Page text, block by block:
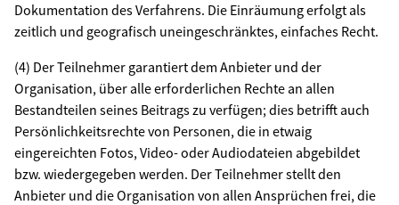
Dokumentation des Verfahrens. Die Einräumung erfolgt als
zeitlich und geografisch uneingeschränktes, einfaches Recht.
(4) Der Teilnehmer garantiert dem Anbieter und der
Organisation, über alle erforderlichen Rechte an allen
Bestandteilen seines Beitrags zu verfügen; dies betrifft auch
Persönlichkeitsrechte von Personen, die in etwaig
eingereichten Fotos, Video- oder Audiodateien abgebildet
bzw. wiedergegeben werden. Der Teilnehmer stellt den
Anbieter und die Organisation von allen Ansprüchen frei, die